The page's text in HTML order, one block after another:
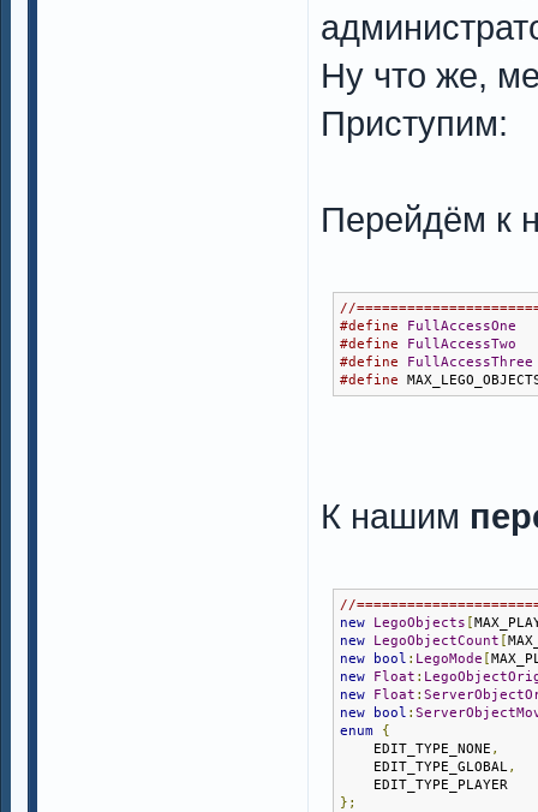
Ну что же,
Приступим:
Перейдём к
//
#define
FullAccessOne
#define
FullAccessTwo
#define
FullAccessThree
#define
К нашим
//
new
LegoObjects [
new
LegoObjectCount [
new
bool : LegoMode [
new
Float :
new
Float :
new
bool :
enum
{
EDIT_TYPE_NONE ,
EDIT_TYPE_GLOBAL ,
EDIT_TYPE_PLAYER
};